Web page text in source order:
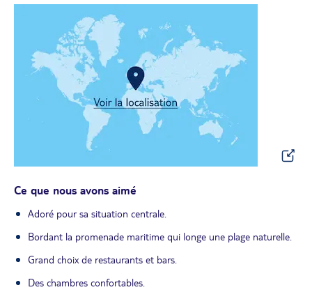
Ce que nous avons aimé
Adoré pour sa situation centrale.
Bordant la promenade maritime qui longe une plage naturelle.
Grand choix de restaurants et bars.
Des chambres confortables.